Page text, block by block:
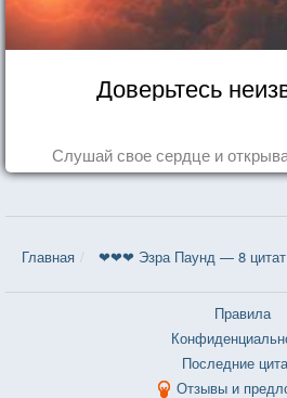
Доверьтесь
Слушай свое сердце и
Главная ❤❤❤ Эзра Паунд — 8 цитат
Правила
Последние
Отзывы и